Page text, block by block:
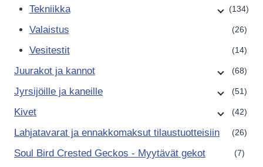
Tekniikka (134)
Valaistus (26)
Vesitestit (14)
Juurakot ja kannot (68)
Jyrsijöille ja kaneille (51)
Kivet (42)
Lahjatavarat ja ennakkomaksut tilaustuotteisiin (26)
Soul Bird Crested Geckos - Myytävät gekot (7)